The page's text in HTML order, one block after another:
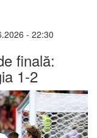
- 22:30
finală:
1-2